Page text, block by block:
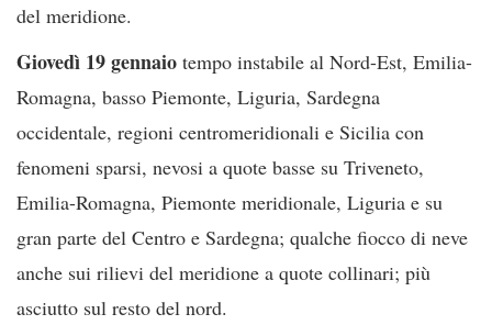
del meridione.
Giovedì 19 gennaio tempo instabile al Nord-Est, Emilia-
Romagna, basso Piemonte, Liguria, Sardegna
occidentale, regioni centromeridionali e Sicilia con
fenomeni sparsi, nevosi a quote basse su Triveneto,
Emilia-Romagna, Piemonte meridionale, Liguria e su
gran parte del Centro e Sardegna; qualche fiocco di neve
anche sui rilievi del meridione a quote collinari; più
asciutto sul resto del nord.